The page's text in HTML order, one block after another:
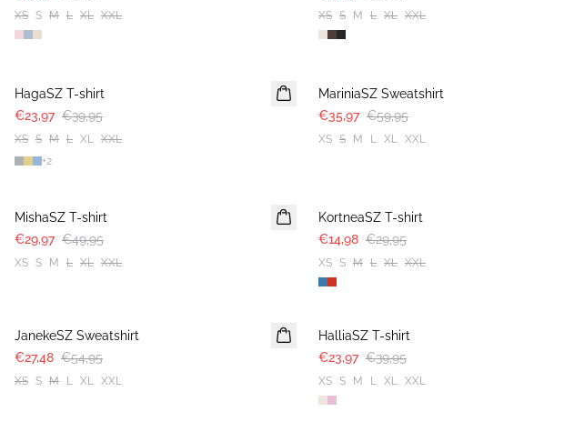
XS S M L XL XXL XS S M L XL XXL
HagaSZ T-shirt
€23,97 €39,95
XS S M L XL XXL
+2
MariniaSZ Sweatshirt
€35,97 €59,95
XS S M L XL XXL
MishaSZ T-shirt
€29,97 €49,95
XS S M L XL XXL
KortneaSZ T-shirt
€14,98 €29,95
XS S M L XL XXL
JanekeSZ Sweatshirt
€27,48 €54,95
XS S M L XL XXL
HalliaSZ T-shirt
€23,97 €39,95
XS S M L XL XXL